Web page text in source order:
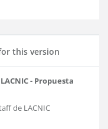
this version
LACNIC - Propuesta
de LACNIC